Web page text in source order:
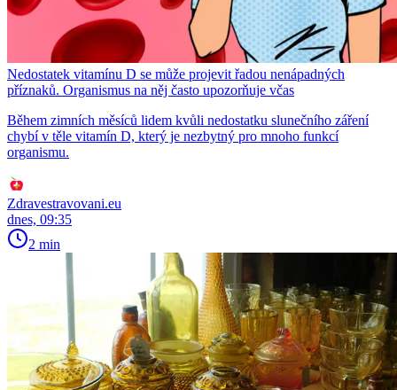
Nedostatek vitamínu D se může projevit řadou nenápadných
příznaků. Organismus na něj často upozorňuje včas
Během zimních měsíců lidem kvůli nedostatku slunečního záření
chybí v těle vitamín D, který je nezbytný pro mnoho funkcí
organismu.
Zdravestravovani.eu
dnes, 09:35
2 min